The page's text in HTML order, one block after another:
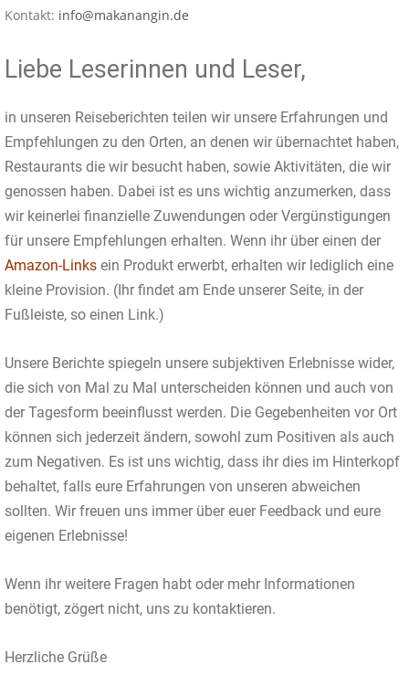
Kontakt: info@makanangin.de
Liebe Leserinnen und Leser,
in unseren Reiseberichten teilen wir unsere Erfahrungen und
Empfehlungen zu den Orten, an denen wir übernachtet haben,
Restaurants die wir besucht haben, sowie Aktivitäten, die wir
genossen haben. Dabei ist es uns wichtig anzumerken, dass
wir keinerlei finanzielle Zuwendungen oder Vergünstigungen
für unsere Empfehlungen erhalten. Wenn ihr über einen der
Amazon-Links ein Produkt erwerbt, erhalten wir lediglich eine
kleine Provision. (Ihr findet am Ende unserer Seite, in der
Fußleiste, so einen Link.)
Unsere Berichte spiegeln unsere subjektiven Erlebnisse wider,
die sich von Mal zu Mal unterscheiden können und auch von
der Tagesform beeinflusst werden. Die Gegebenheiten vor Ort
können sich jederzeit ändern, sowohl zum Positiven als auch
zum Negativen. Es ist uns wichtig, dass ihr dies im Hinterkopf
behaltet, falls eure Erfahrungen von unseren abweichen
sollten. Wir freuen uns immer über euer Feedback und eure
eigenen Erlebnisse!
Wenn ihr weitere Fragen habt oder mehr Informationen
benötigt, zögert nicht, uns zu kontaktieren.
Herzliche Grüße